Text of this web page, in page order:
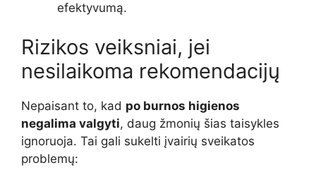
efektyvumą.
Rizikos veiksniai, jei
nesilaikoma rekomendacijų
Nepaisant to, kad po burnos higienos
negalima valgyti, daug žmonių šias taisykles
ignoruoja. Tai gali sukelti įvairių sveikatos
problemų: